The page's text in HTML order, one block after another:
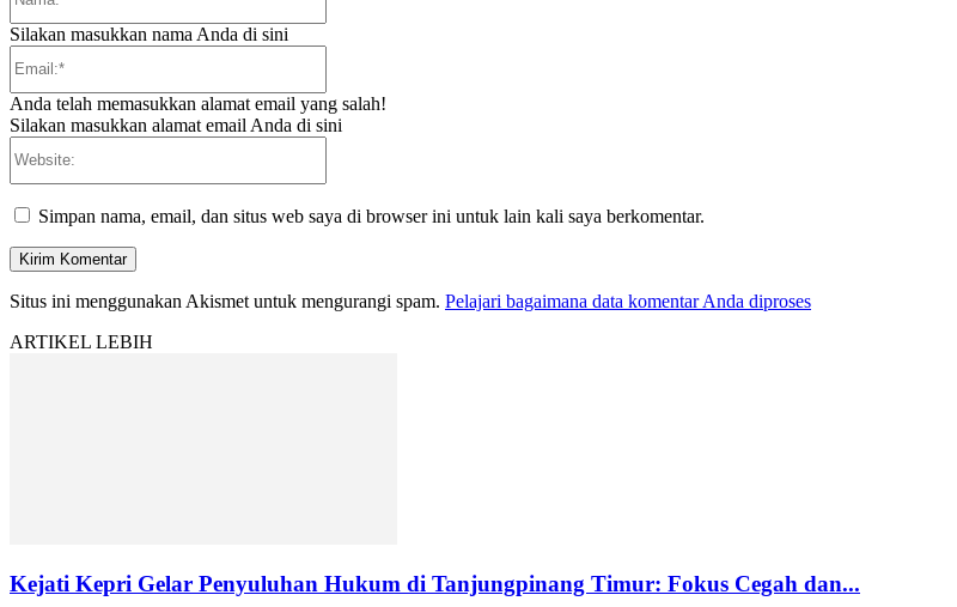
Silakan masukkan nama Anda di sini
Anda telah memasukkan alamat email yang salah!
Silakan masukkan alamat email Anda di sini
Simpan nama, email, dan situs web saya di browser ini untuk lain kali saya berkomentar.
Situs ini menggunakan Akismet untuk mengurangi spam. Pelajari bagaimana data komentar Anda diproses
ARTIKEL LEBIH
Kejati Kepri Gelar Penyuluhan Hukum di Tanjungpinang Timur: Fokus Cegah dan...